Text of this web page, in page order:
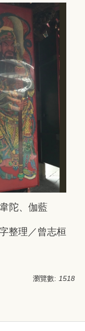
陀、伽藍
整理／曾志桓
瀏覽數: 1518